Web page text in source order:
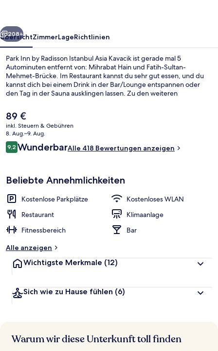
Kavacik
Weiter
208+
ÜbersichtZimmerLageRichtlinien
Park Inn by Radisson Istanbul Asia Kavacik ist gerade mal 5
Autominuten entfernt von: Mihrabat Hain und Fatih-Sultan-
Mehmet-Brücke. Im Restaurant kannst du sehr gut essen, und du
kannst dich bei einem Drink in der Bar/Lounge entspannen oder
den Tag in der Sauna ausklingen lassen. Zu den weiteren
Fitnessmöglichkeiten, ein Dampfbad und eine Snackbar. Anderen
Reisenden gefallen das hilfsbereite Personal und der allgemeine
Zustand.
Der
aktuelle
Preis
beträgt
89 €.
89 €
inkl. Steuern & Gebühren
8. Aug.–9. Aug.
Bewertungen
9,29,2 von 10.
WunderbarAlle 418 Bewertungen anzeigen
Beliebte Annehmlichkeiten
Kostenlose Parkplätze
Kostenloses WLAN
Restaurant
Klimaanlage
Fitnessbereich
Bar
Alle anzeigen
Wichtigste Merkmale (12)
Sich wie zu Hause fühlen (6)
Warum wir diese Unterkunft toll finden